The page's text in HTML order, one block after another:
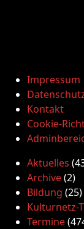
Impressum
Kontakt
Cookie-
Aktuelles
Archive(2)
Bildung (25)
Kulturnetz-
Termine